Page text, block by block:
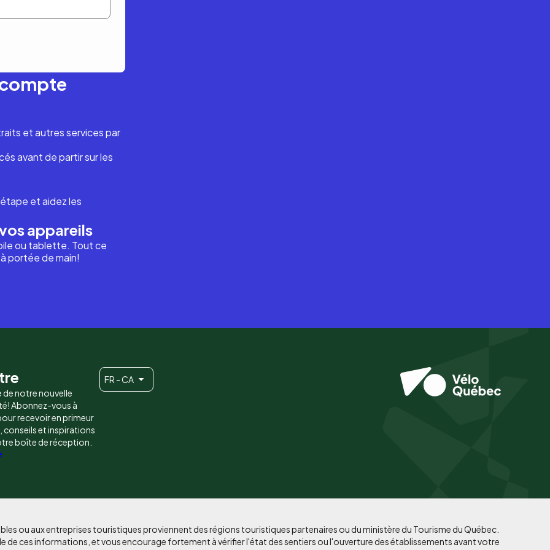
et autres services par
avant de partir sur les
et aidez les
appareils
ou tablette. Tout ce
portée de main!
de notre nouvelle
Abonnez-vous à
recevoir en primeur
conseils et inspirations
boîte de réception.
FR - CA
ou aux entreprises touristiques proviennent des régions touristiques partenaires ou du ministère du Tourisme du Québec.
de ces informations, et vous encourage fortement à vérifier l'état des sentiers ou l'ouverture des établissements avant votre